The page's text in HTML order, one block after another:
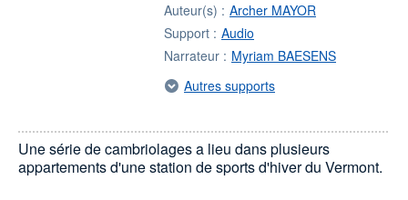
Auteur(s) : Archer MAYOR
Support : Audio
Narrateur : Myriam BAESENS
Autres supports
Une série de cambriolages a lieu dans plusieurs
appartements d'une station de sports d'hiver du Vermont.